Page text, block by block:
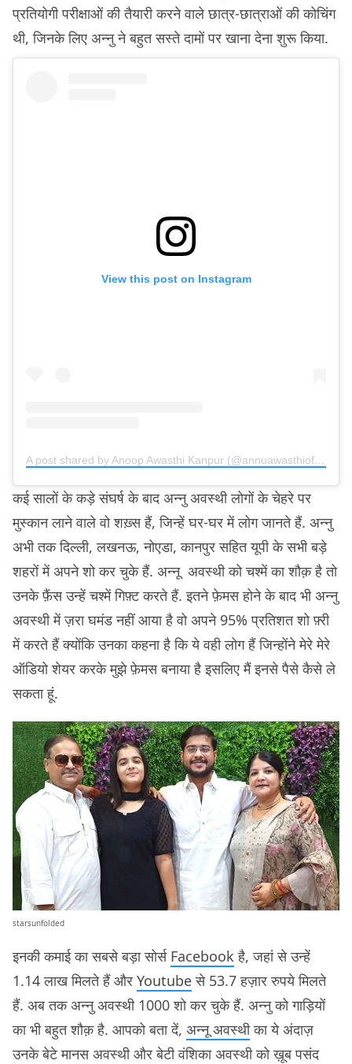
प्रतियोगी परीक्षाओं की तैयारी करने वाले छात्र-छात्राओं की कोचिंग
थी, जिनके लिए अन्नु ने बहुत सस्ते दामों पर खाना देना शुरू किया.
View this post on Instagram
A post shared by Anoop Awasthi Kanpur (@annuawasthiofficial)
कई सालों के कड़े संघर्ष के बाद अन्नु अवस्थी लोगों के चेहरे पर
मुस्कान लाने वाले वो शख़्स हैं, जिन्हें घर-घर में लोग जानते हैं. अन्नु
अभी तक दिल्ली, लखनऊ, नोएडा, कानपुर सहित यूपी के सभी बड़े
शहरों में अपने शो कर चुके हैं. अन्नू अवस्थी को चश्में का शौक़ है तो
उनके फ़ैंस उन्हें चश्में गिफ़्ट करते हैं. इतने फ़ेमस होने के बाद भी अन्नु
अवस्थी में ज़रा घमंड नहीं आया है वो अपने 95% प्रतिशत शो फ़्री
में करते हैं क्योंकि उनका कहना है कि ये वही लोग हैं जिन्होंने मेरे मेरे
ऑडियो शेयर करके मुझे फ़ेमस बनाया है इसलिए मैं इनसे पैसे कैसे ले
सकता हूं.
starsunfolded
इनकी कमाई का सबसे बड़ा सोर्स Facebook है, जहां से उन्हें
1.14 लाख मिलते हैं और Youtubeसे 53.7 हज़ार रुपये मिलते
हैं. अब तक अन्नु अवस्थी 1000 शो कर चुके हैं. अन्नु को गाड़ियों
का भी बहुत शौक़ है. आपको बता दें, अन्नू अवस्थीका ये अंदाज़
उनके बेटे मानस अवस्थी और बेटी वंशिका अवस्थी को ख़ूब पसंद